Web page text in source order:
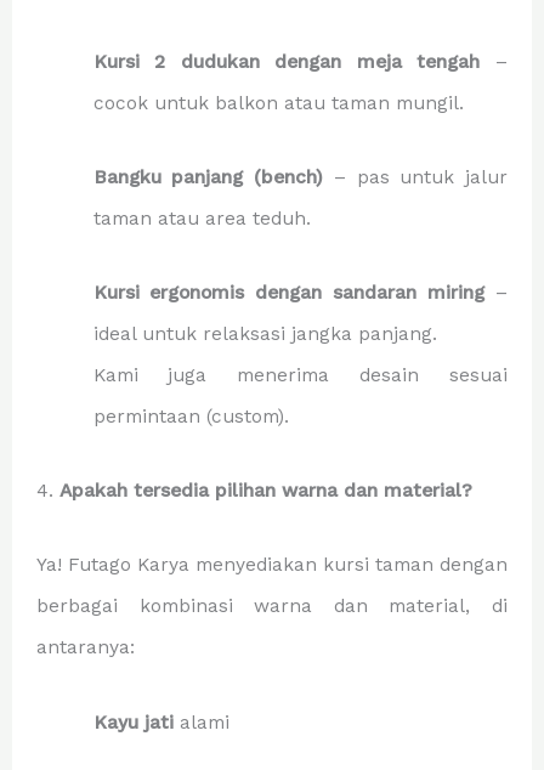
Kursi 2 dudukan dengan meja tengah –
cocok untuk balkon atau taman mungil.
Bangku panjang (bench) – pas untuk jalur
taman atau area teduh.
Kursi ergonomis dengan sandaran miring–
ideal untuk relaksasi jangka panjang.
Kami juga menerima desain sesuai
permintaan (custom).
4. Apakah tersedia pilihan warna dan material?
Ya! Futago Karya menyediakan kursi taman dengan
berbagai kombinasi warna dan material, di
antaranya:
Kayu jatialami